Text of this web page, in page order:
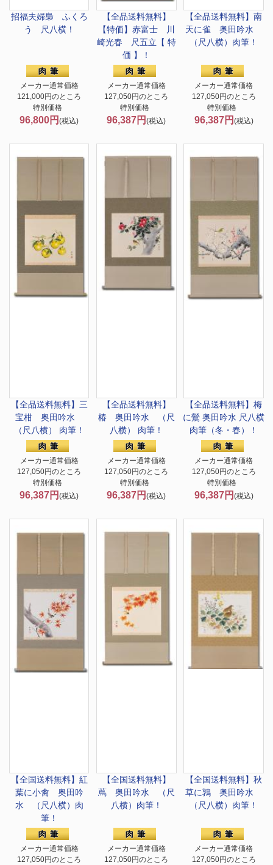
招福夫婦梟 ふくろ
う 尺八横！
メーカー通常価格
121,000円のところ
特別価格
96,800円(税込)
【全品送料無料】
【特価】 赤富士 川
崎光春 尺五立【 特
価 】！
メーカー通常価格
127,050円のところ
特別価格
96,387円(税込)
【全品送料無料】南
天に雀 奥田吟水
（尺八横）肉筆！
メーカー通常価格
127,050円のところ
特別価格
96,387円 (税込)
【全品送料無料】 三
宝柑 奥田吟水
（尺八横） 肉筆！
メーカー通常価格
127,050円のところ
特別価格
96,387円(税込)
【全品送料無料】
椿 奥田吟水 （尺
八横） 肉筆！
メーカー通常価格
127,050円のところ
特別価格
96,387円(税込)
【全品送料無料】梅
に鶯 奥田吟水 尺八横
肉筆（冬・春）！
メーカー通常価格
127,050円のところ
特別価格
96,387円 (税込)
【全国送料無料】 紅
葉に小禽 奥田吟
水 （尺八横）肉
筆！
メーカー通常価格
127,050円のところ
【全国送料無料】
蔦 奥田吟水 （尺
八横）肉筆！
メーカー通常価格
127,050円のところ
【全国送料無料】秋
草に鶉 奥田吟水
（尺八横）肉筆！
メーカー通常価格
127,050円のところ